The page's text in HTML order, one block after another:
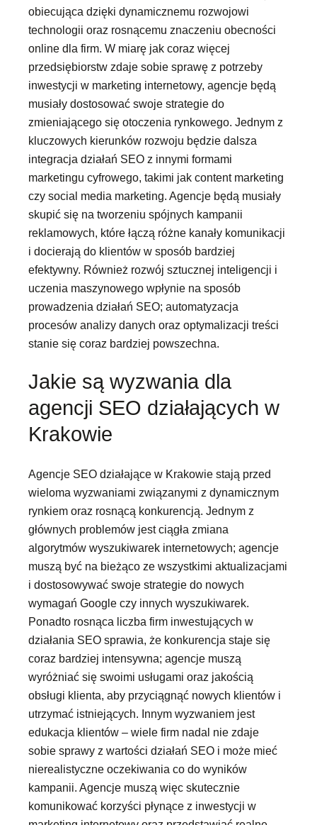
obiecująca dzięki dynamicznemu rozwojowi
technologii oraz rosnącemu znaczeniu obecności
online dla firm. W miarę jak coraz więcej
przedsiębiorstw zdaje sobie sprawę z potrzeby
inwestycji w marketing internetowy, agencje będą
musiały dostosować swoje strategie do
zmieniającego się otoczenia rynkowego. Jednym z
kluczowych kierunków rozwoju będzie dalsza
integracja działań SEO z innymi formami
marketingu cyfrowego, takimi jak content marketing
czy social media marketing. Agencje będą musiały
skupić się na tworzeniu spójnych kampanii
reklamowych, które łączą różne kanały komunikacji
i docierają do klientów w sposób bardziej
efektywny. Również rozwój sztucznej inteligencji i
uczenia maszynowego wpłynie na sposób
prowadzenia działań SEO; automatyzacja
procesów analizy danych oraz optymalizacji treści
stanie się coraz bardziej powszechna.
Jakie są wyzwania dla
agencji SEO działających w
Krakowie
Agencje SEO działające w Krakowie stają przed
wieloma wyzwaniami związanymi z dynamicznym
rynkiem oraz rosnącą konkurencją. Jednym z
głównych problemów jest ciągła zmiana
algorytmów wyszukiwarek internetowych; agencje
muszą być na bieżąco ze wszystkimi aktualizacjami
i dostosowywać swoje strategie do nowych
wymagań Google czy innych wyszukiwarek.
Ponadto rosnąca liczba firm inwestujących w
działania SEO sprawia, że konkurencja staje się
coraz bardziej intensywna; agencje muszą
wyróżniać się swoimi usługami oraz jakością
obsługi klienta, aby przyciągnąć nowych klientów i
utrzymać istniejących. Innym wyzwaniem jest
edukacja klientów – wiele firm nadal nie zdaje
sobie sprawy z wartości działań SEO i może mieć
nierealistyczne oczekiwania co do wyników
kampanii. Agencje muszą więc skutecznie
komunikować korzyści płynące z inwestycji w